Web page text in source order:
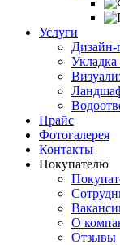
Услуги
Дизайн-
Укладка
Прайс
Фотогалерея
Контакты
Покупателю
О
Отзывы